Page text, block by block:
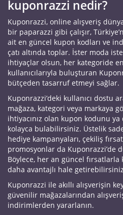
kuponrazzi nedir?
Kuponrazzi, online alışveriş
bir paparazzi gibi çalışır,
ait en güncel kupon kodları ve
çatı altında toplar. İster moda
ihtiyaçlar olsun, her kategoride
kullanıcılarıyla buluşturan
bütçeden tasarruf etmeyi sağlar.
Kuponrazzi’deki kullanıcı dostu
mağaza, kategori veya markaya
ihtiyacınız olan kupon kodunu
kolayca bulabilirsiniz. Üstelik
hediye kampanyaları, çekiliş
promosyonlar da Kuponrazzi’de
Böylece, her an güncel fırsatlarla
daha avantajlı hale
Kuponrazzi ile akıllı alışverişin
güvenilir mağazalarından
indirimlerden yararlanın.